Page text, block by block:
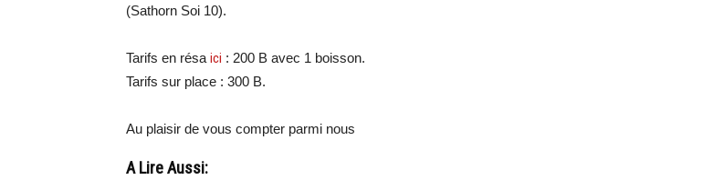
(Sathorn Soi 10).
Tarifs en résa ici : 200 B avec 1 boisson.
Tarifs sur place : 300 B.
Au plaisir de vous compter parmi nous
A Lire Aussi: